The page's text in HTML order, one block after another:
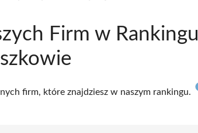
Firm w Rankingu
firm, które znajdziesz w naszym rankingu.